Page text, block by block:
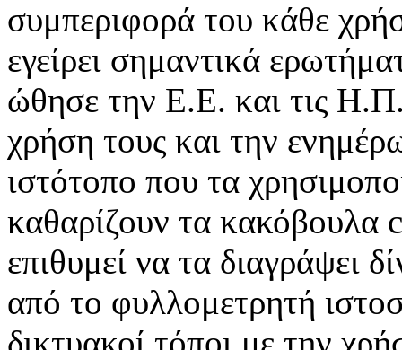
συμπεριφορά του κάθε
εγείρει σημαντικά
ώθησε την Ε.Ε. και τις
χρήση τους και την
ιστότοπο που τα
καθαρίζουν τα κακόβουλα
επιθυμεί να τα διαγράψει
από το φυλλομετρητή